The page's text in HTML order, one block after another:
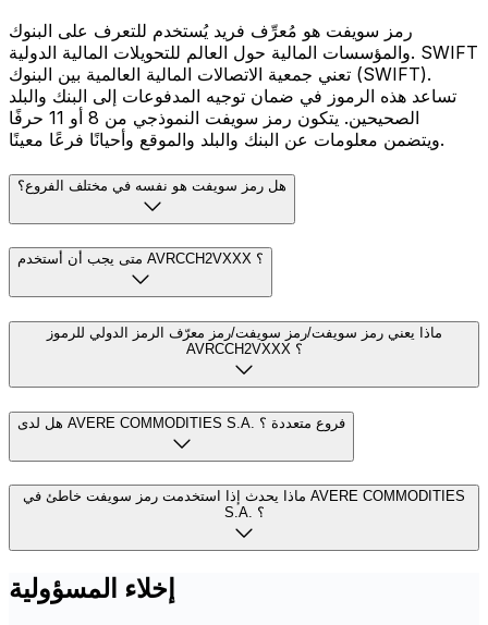
رمز سويفت هو مُعرِّف فريد يُستخدم للتعرف على البنوك
والمؤسسات المالية حول العالم للتحويلات المالية الدولية. SWIFT
تعني جمعية الاتصالات المالية العالمية بين البنوك (SWIFT).
تساعد هذه الرموز في ضمان توجيه المدفوعات إلى البنك والبلد
الصحيحين. يتكون رمز سويفت النموذجي من 8 أو 11 حرفًا
ويتضمن معلومات عن البنك والبلد والموقع وأحيانًا فرعًا معينًا.
هل رمز سويفت هو نفسه في مختلف الفروع؟
متى يجب أن أستخدم AVRCCH2VXXX ؟
ماذا يعني رمز سويفت/رمز سويفت/رمز معرّف الرمز الدولي للرموز
AVRCCH2VXXX ؟
هل لدى AVERE COMMODITIES S.A. فروع متعددة ؟
ماذا يحدث إذا استخدمت رمز سويفت خاطئ في AVERE COMMODITIES
S.A. ؟
إخلاء المسؤولية